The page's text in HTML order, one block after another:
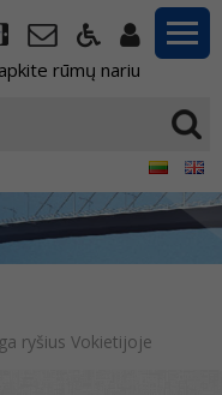
rūmų nariu
ryšius Vokietijoje